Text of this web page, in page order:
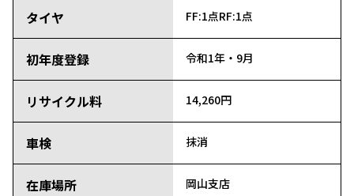
タイヤ FF:1点RF:1点
初年度登録 令和1年・9月
リサイクル料 14,260円
車検 抹消
在庫場所 岡山支店